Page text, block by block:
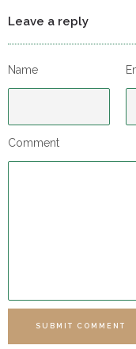
Leave a reply
Name
Comment
SUBMIT COMMENT